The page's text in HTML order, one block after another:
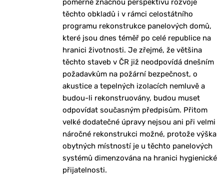
poměrně značnou perspektivu rozvoje
těchto obkladů i v rámci celostátního
programu rekonstrukce panelových domů,
které jsou dnes téměř po celé republice na
hranici životnosti. Je zřejmé, že většina
těchto staveb v ČR již neodpovídá dnešním
požadavkům na požární bezpečnost, o
akustice a tepelných izolacích nemluvě a
budou-li rekonstruovány, budou muset
odpovídat současným předpisům. Přitom
velké dodatečné úpravy nejsou ani při velmi
náročné rekonstrukci možné, protože výška
obytných místností je u těchto panelových
systémů dimenzována na hranici hygienické
přijatelnosti.